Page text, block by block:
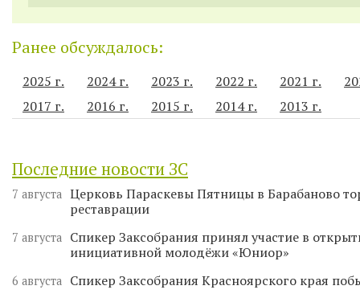
Ранее обсуждалось:
2025 г. 2024 г. 2023 г. 2022 г. 2021 г.
2017 г.
2016 г. 2015 г. 2014 г. 2013 г.
Последние новости ЗС
7 августа Церковь Параскевы Пятницы в Барабаново
реставрации
7 августа
Спикер Заксобрания принял участие в
инициативной молодёжи «Юниор»
6 августа Спикер Заксобрания Красноярского края